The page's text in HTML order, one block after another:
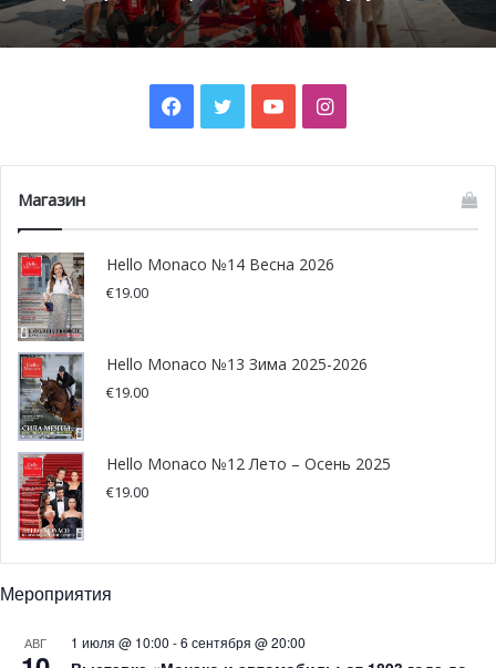
Большая задача
23-х исследовательских институтов проекта TaraPacific.
Ониизучают функционирование коралловвместе с
симбиотическими водорослями, но, сверх того,
исследуют разнообразие вирусов, бактерий и
протистов
приспосабливаться к изменениям э
которые вызваны хозяйственной деятельностью
человека. Эту непростую задачу координируют доктор
наук Серж План (Serge Planes), исследователь
CNRS/EPHE и директор лаборатории Excellence Corail, а
директор Научного Центра Монако (CSM). А вот
Facebook
TwitterYouTubeInstagram
Магазин
Hello Monaco №14 Весна 2026
€19.00
Hello Monaco №13 Зима 2025-2026
€19.00
Hello Monaco №12 Лето – Осень 2025
€19.00
Мероприятия
АВГ 1 июля @ 10:00 -6 сентября @ 20:00